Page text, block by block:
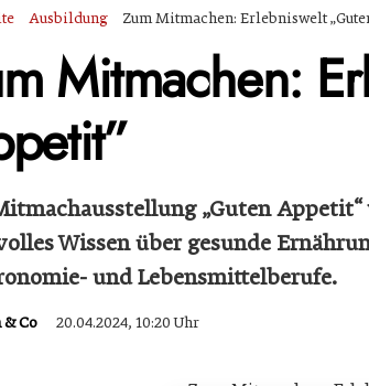
Ausbildung Zum Mitmachen: Erlebniswelt
Mitmachen:
„Guten
Wissen über gesunde
und Lebensmittelberufe.
Co 20.04.2024, 10:20 Uhr